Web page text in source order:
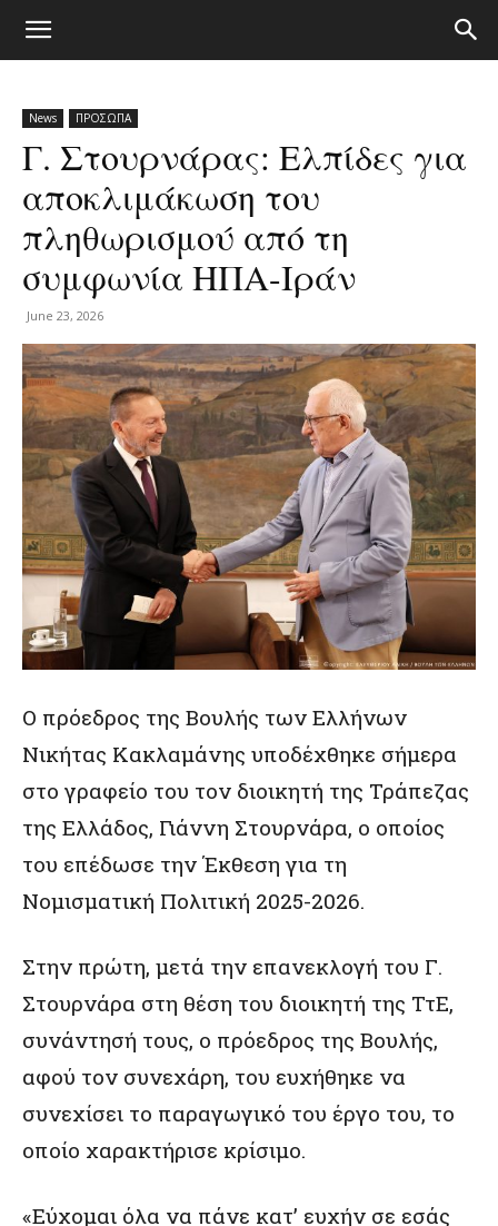
News ΠΡΟΣΩΠΑ
Γ. Στουρνάρας: Ελπίδες για
αποκλιμάκωση του
πληθωρισμού από τη
συμφωνία ΗΠΑ-Ιράν
June 23, 2026
Ο πρόεδρος της Βουλής των Ελλήνων
Νικήτας Κακλαμάνης υποδέχθηκε σήμερα
στο γραφείο του τον διοικητή της Τράπεζας
της Ελλάδος, Γιάννη Στουρνάρα, ο οποίος
του επέδωσε την Έκθεση για τη
Νομισματική Πολιτική 2025-2026.
Στην πρώτη, μετά την επανεκλογή του Γ.
Στουρνάρα στη θέση του διοικητή της ΤτΕ,
συνάντησή τους, ο πρόεδρος της Βουλής,
αφού τον συνεχάρη, του ευχήθηκε να
συνεχίσει το παραγωγικό του έργο του, το
οποίο χαρακτήρισε κρίσιμο.
«Εύχομαι όλα να πάνε κατ’ ευχήν σε εσάς